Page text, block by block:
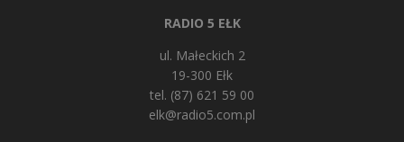
RADIO 5 EŁK
ul. Małeckich 2
19-300 Ełk
tel. (87) 621 59 00
elk@radio5.com.pl